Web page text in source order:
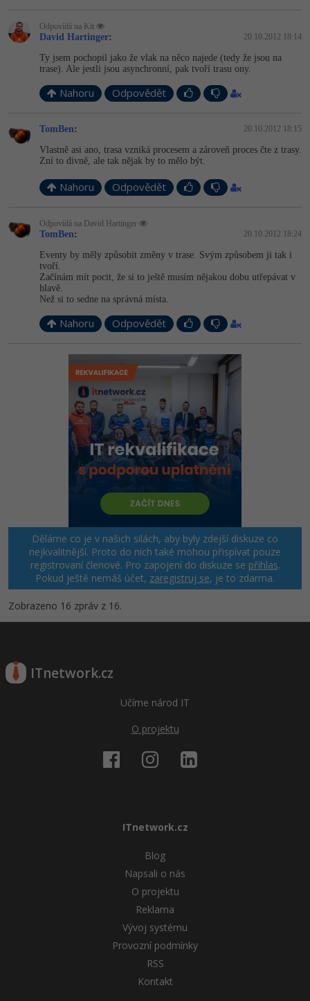
Odpovídá na Kit
David Hartinger: 20.10.2012 18:14
Ty jsem pochopil jako že vlak na něco najede (tedy že jsou na
trase). Ale jestli jsou asynchronní, pak tvoří trasu ony.
Nahoru Odpovědět
TomBen: 20.10.2012 18:15
Vlastně asi ano, trasa vzniká procesem a zároveň proces čte z trasy.
Zní to divně, ale tak nějak by to mělo být.
Nahoru Odpovědět
Odpovídá na David Hartinger
TomBen: 20.10.2012 18:24
Eventy by měly způsobit změny v trase. Svým způsobem ji tak i
tvoří.
Začínám mít pocit, že si to ještě musím nějakou dobu utřepávat v
hlavě.
Než si to sedne na správná místa.
Nahoru Odpovědět
Děláme co je v našich silách, aby byly zdejší diskuze co
nejkvalitnější. Proto do nich také mohou přispívat pouze
registrovaní členové. Pro zapojení do diskuze se přihlas.
Pokud ještě nemáš účet, zaregistruj se, je to zdarma.
Zobrazeno 16 zpráv z 16.
ITnetwork.cz
Učíme národ IT
O projektu
ITnetwork.cz
Blog
Napsali o nás
O projektu
Reklama
Vývoj systému
Provozní podmínky
RSS
Kontakt